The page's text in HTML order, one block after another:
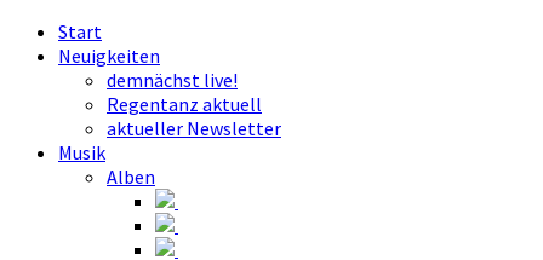
Start
Neuigkeiten
demnächst live!
Regentanz aktuell
aktueller Newsletter
Musik
Alben